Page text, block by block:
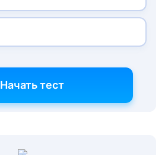
Начать тест